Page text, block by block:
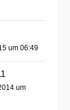
um 06:49
um